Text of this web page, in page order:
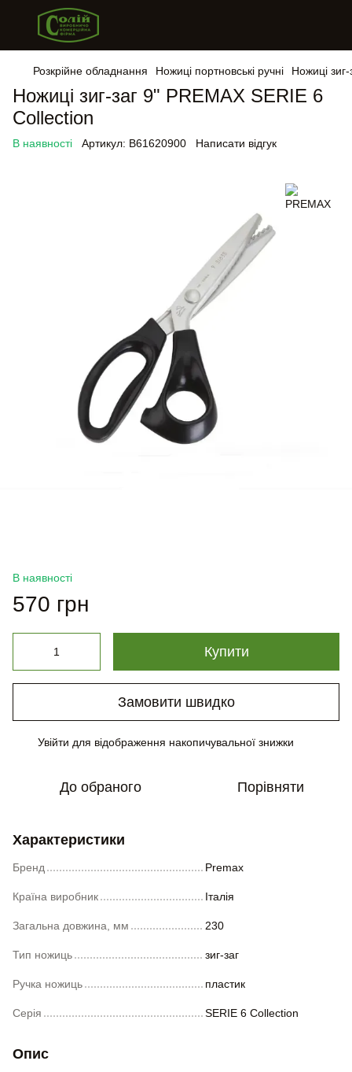
Розкрійне обладнання Ножиці портновські ручні Ножиці
Ножиці зиг-заг 9" PREMAX SERIE 6
Collection
В наявності Артикул: B61620900 Написати відгук
В наявності
570 грн
Купити
Замовити швидко
Увійти для відображення накопичувальної знижки
До обраного Порівняти
Характеристики
Бренд Premax
Країна виробник Італія
Загальна довжина, мм 230
Тип ножиць зиг-заг
Ручка ножиць пластик
Серія SERIE 6 Collection
Опис